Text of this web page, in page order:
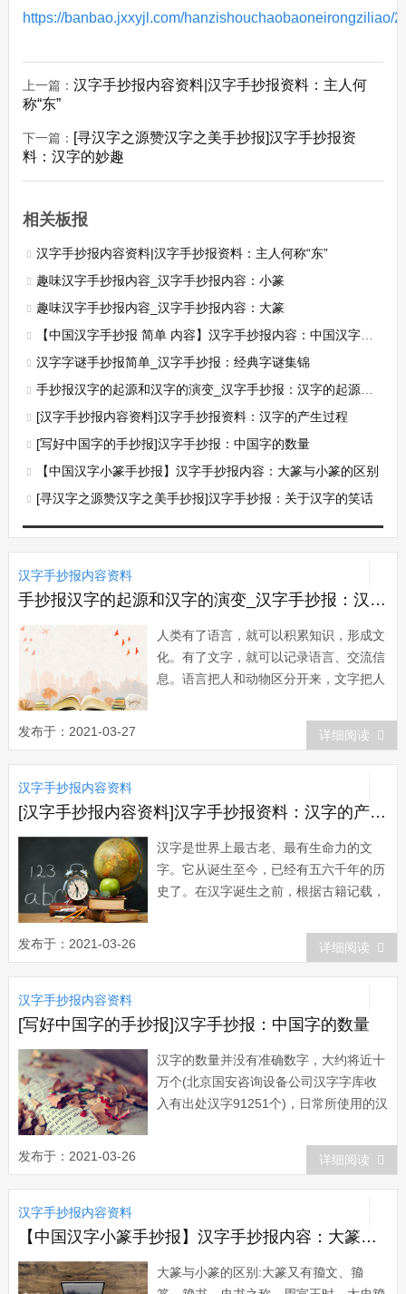
https://banbao.jxxyjl.com/hanzishouchaobaoneirongziliao/
上一篇： 汉字手抄报内容资料|汉字手抄报资料：主人何
称“东”
下一篇： [寻汉字之源赞汉字之美手抄报]汉字手抄报资
料：汉字的妙趣
相关板报
汉字手抄报内容资料|汉字手抄报资料：主人何称“东”
趣味汉字手抄报内容_汉字手抄报内容：小篆
趣味汉字手抄报内容_汉字手抄报内容：大篆
【中国汉字手抄报 简单 内容】汉字手抄报内容：中国汉字的魅力
汉字字谜手抄报简单_汉字手抄报：经典字谜集锦
手抄报汉字的起源和汉字的演变_汉字手抄报：汉字的起源传说
[汉字手抄报内容资料]汉字手抄报资料：汉字的产生过程
[写好中国字的手抄报]汉字手抄报：中国字的数量
【中国汉字小篆手抄报】汉字手抄报内容：大篆与小篆的区别
[寻汉字之源赞汉字之美手抄报]汉字手抄报：关于汉字的笑话
汉字手抄报内容资料
手抄报汉字的起源和汉字的演变_汉字手抄报：汉字的起源传说
人类有了语言，就可以积累知识，形成文
化。有了文字，就可以记录语言、交流信
息。语言把人和动物区分开来，文字把人
文字更打破了语言在时间上和空间上的限
制，将语言传送到远方，扩大了语言的交
际功用。有关汉字起源的说法繁多，有结
绳说、八卦说、河图洛书说、仓颉造字说
和图画说...
发布于：2021-03-27 详细阅读
汉字手抄报内容资料
[汉字手抄报内容资料]汉字手抄报资料：汉字的产生过程
汉字是世界上最古老、最有生命力的文
字。它从诞生至今，已经有五六千年的历
史了。在汉字诞生之前，根据古籍记载，
来帮助记忆、辅助交际的。上古的实物记
事，主要有结绳、结珠、讯木等。《周易
·系辞下》说：“上古结绳而治，后世圣人
发布于：2021-03-26 详细阅读
汉字手抄报内容资料
[写好中国字的手抄报]汉字手抄报：中国字的数量
汉字的数量并没有准确数字，大约将近十
万个(北京国安咨询设备公司汉字字库收
入有出处汉字91251个)，日常所使用的汉
能覆盖约92%的书面资料，2000字可覆
盖98%以上，3000字时已到99%，简体
与繁体的统计结果相差不大。历史上出现
发布于：2021-03-26 详细阅读
汉字手抄报内容资料
【中国汉字小篆手抄报】汉字手抄报内容：大篆与小篆的区别
大篆与小篆的区别:大篆又有籀文、籀